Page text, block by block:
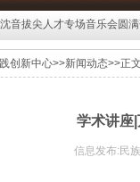
拔尖人才专场音乐会圆满落
创新中心>>新闻动态>>正文
学术讲座
信息发布: 民